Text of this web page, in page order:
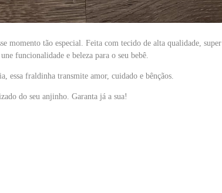
momento tão especial. Feita com tecido de alta qualidade, super
funcionalidade e beleza para o seu bebê.
essa fraldinha transmite amor, cuidado e bênçãos.
do seu anjinho. Garanta já a sua!